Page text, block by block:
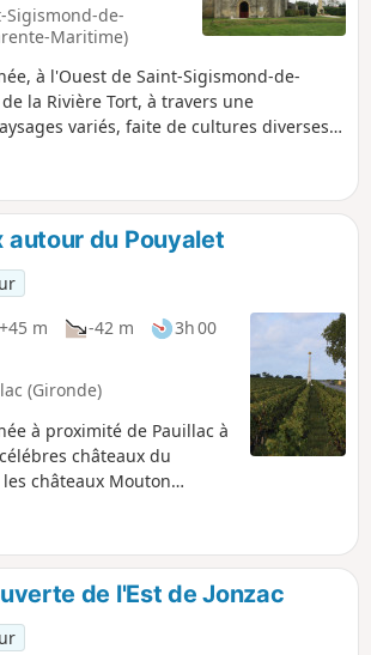
Sigismond-de-
Maritime)
à l'Ouest de Saint-Sigismond-de-
la Rivière Tort, à travers une
variés, faite de cultures diverses,
de la Tenaille et sa chapelle qui est le
de Tenaille.
autour du Pouyalet
+45 m -42 m
3h 00
(Gironde)
à proximité de Pauillac à
châteaux du
châteaux Mouton
très nature longe de belles
des bois dont certains
bovins et offre de belles
de l'Est de Jonzac